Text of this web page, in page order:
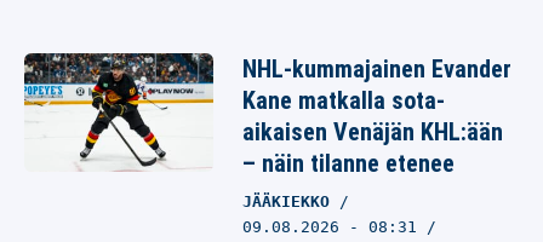
NHL-kummajainen Evander
Kane matkalla sota-
aikaisen Venäjän KHL:ään
– näin tilanne etenee
JÄÄKIEKKO
09.08.2026 - 08:31